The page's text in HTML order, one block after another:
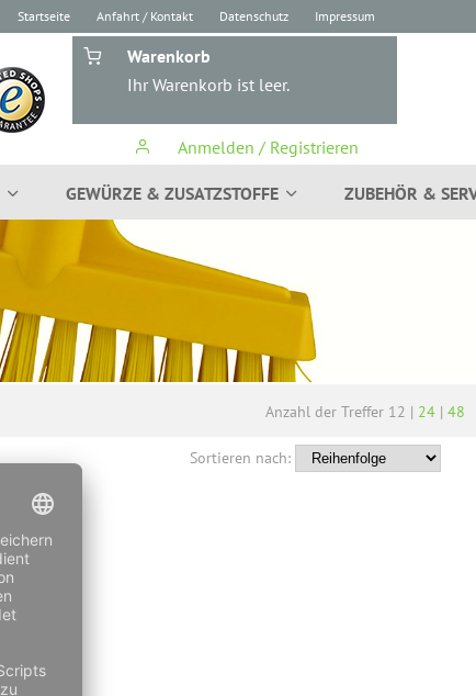
Startseite Anfahrt / Kontakt Datenschutz Impressum
Anmelden / Registrieren
Warenkorb
Ihr Warenkorb ist leer.
GEWÜRZE & ZUSATZSTOFFE ZUBEHÖR &
Anzahl der Treffer 12 | 24 | 48
Sortieren nach: